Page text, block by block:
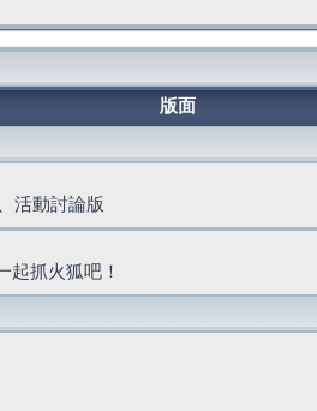
版面
活動討論版
起抓火狐吧！